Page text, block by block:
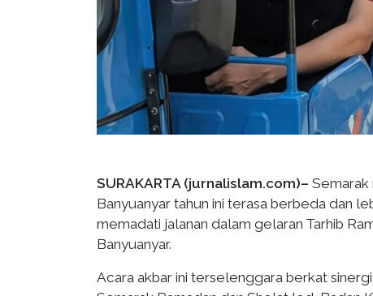
SURAKARTA (jurnalislam.com)– Semarak
Banyuanyar tahun ini terasa berbeda dan
memadati jalanan dalam gelaran Tarhib
Banyuanyar.
Acara akbar ini terselenggara berkat